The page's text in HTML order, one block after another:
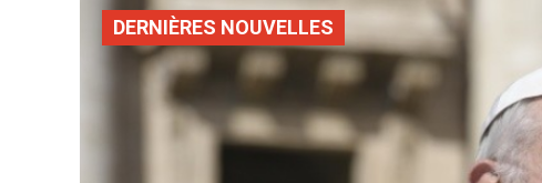
DERNIÈRES NOUVELLES